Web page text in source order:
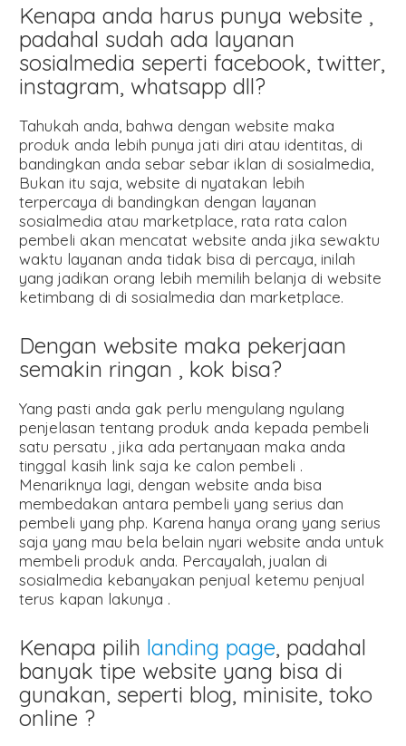
Kenapa anda harus punya website ,
padahal sudah ada layanan
sosialmedia seperti facebook, twitter,
instagram, whatsapp dll?
Tahukah anda, bahwa dengan website maka
produk anda lebih punya jati diri atau identitas, di
bandingkan anda sebar sebar iklan di sosialmedia,
Bukan itu saja, website di nyatakan lebih
terpercaya di bandingkan dengan layanan
sosialmedia atau marketplace, rata rata calon
pembeli akan mencatat website anda jika sewaktu
waktu layanan anda tidak bisa di percaya, inilah
yang jadikan orang lebih memilih belanja di website
ketimbang di di sosialmedia dan marketplace.
Dengan website maka pekerjaan
semakin ringan , kok bisa?
Yang pasti anda gak perlu mengulang ngulang
penjelasan tentang produk anda kepada pembeli
satu persatu , jika ada pertanyaan maka anda
tinggal kasih link saja ke calon pembeli .
Menariknya lagi, dengan website anda bisa
membedakan antara pembeli yang serius dan
pembeli yang php. Karena hanya orang yang serius
saja yang mau bela belain nyari website anda untuk
membeli produk anda. Percayalah, jualan di
sosialmedia kebanyakan penjual ketemu penjual
terus kapan lakunya .
Kenapa pilih landing page, padahal
banyak tipe website yang bisa di
gunakan, seperti blog, minisite, toko
online ?